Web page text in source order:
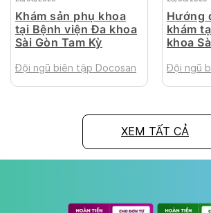
Khám sản phụ khoa
tại Bệnh viện Đa khoa
Sài Gòn Tam Kỳ
Đội ngũ biên tập Docosan
Hướng
khám
khoa
Đội ngũ
XEM TẤT CẢ